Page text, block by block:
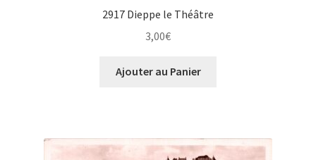
2917 Dieppe le Théâtre
3,00€
Ajouter au Panier